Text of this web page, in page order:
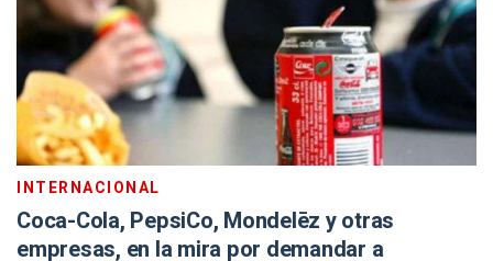
INTERNACIONAL
Coca-Cola, PepsiCo, Mondelēz y otras
empresas, en la mira por demandar a